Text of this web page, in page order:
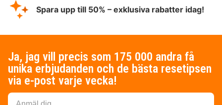
Spara upp till 50% – exklusiva rabatter idag!
Ja, jag vill precis som 175 000 andra få
unika erbjudanden och de bästa resetipsen
via e-post varje vecka!